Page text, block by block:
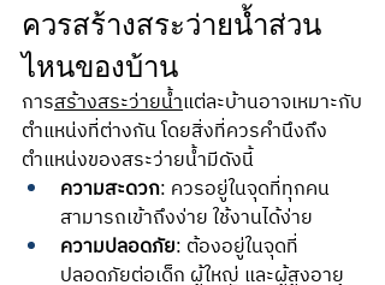
ควรสร้างสระว่ายน้ำส่วน
ไหนของบ้าน
การสร้างสระว่ายน้ำแต่ละบ้านอาจเหมาะกับ
ตำแหน่งที่ต่างกัน โดยสิ่งที่ควรคำนึงถึง
ตำแหน่งของสระว่ายน้ำมีดังนี้
ความสะดวก: ควรอยู่ในจุดที่ทุกคน
สามารถเข้าถึงง่าย ใช้งานได้ง่าย
ความปลอดภัย: ต้องอยู่ในจุดที่
ปลอดภัยต่อเด็ก ผู้ใหญ่ และผู้สูงอายุ